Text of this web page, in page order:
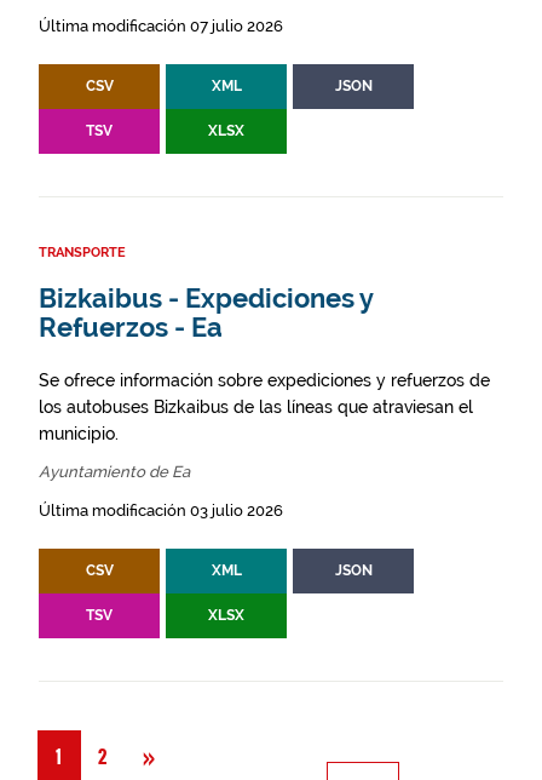
Última modificación 07 julio 2026
CSV XML JSON
TSV XLSX
TRANSPORTE
Bizkaibus - Expediciones y
Refuerzos - Ea
Se ofrece información sobre expediciones y refuerzos de
los autobuses Bizkaibus de las líneas que atraviesan el
municipio.
Ayuntamiento de Ea
Última modificación 03 julio 2026
CSV XML JSON
TSV XLSX
1 2 »